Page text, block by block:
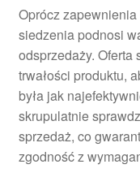
Oprócz
siedzenia podnosi
odsprzedaży.
trwałości produktu,
była jak
skrupulatnie
sprzedaż, co
zgodność z